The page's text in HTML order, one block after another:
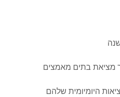
מציאת בתים מאמצים